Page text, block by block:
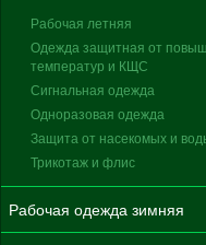
Рабочая летняя
Одежда защитная от
температур и КЩС
Сигнальная одежда
Одноразовая одежда
Защита от насекомых и
Трикотаж и флис
Рабочая одежда зимняя